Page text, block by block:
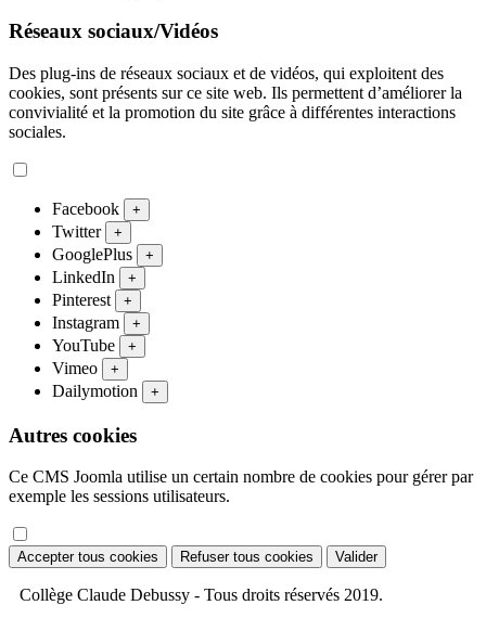
Réseaux sociaux/Vidéos
Des plug-ins de réseaux sociaux et de vidéos, qui exploitent des
cookies, sont présents sur ce site web. Ils permettent d’améliorer la
convivialité et la promotion du site grâce à différentes interactions
sociales.
Facebook +
Twitter +
GooglePlus +
LinkedIn +
Pinterest +
Instagram +
YouTube +
Vimeo +
Dailymotion +
Autres cookies
Ce CMS Joomla utilise un certain nombre de cookies pour gérer par
exemple les sessions utilisateurs.
Accepter tous cookies Refuser tous cookies Valider
Collège Claude Debussy - Tous droits réservés 2019.